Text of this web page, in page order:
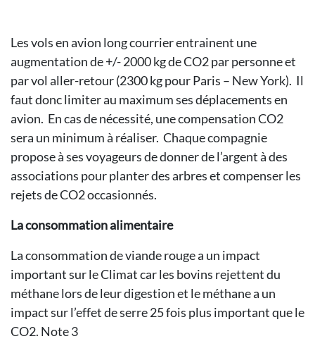
Les vols en avion long courrier entrainent une
augmentation de +/- 2000 kg de CO2 par personne et
par vol aller-retour (2300 kg pour Paris – New York). Il
faut donc limiter au maximum ses déplacements en
avion. En cas de nécessité, une compensation CO2
sera un minimum à réaliser. Chaque compagnie
propose à ses voyageurs de donner de l’argent à des
associations pour planter des arbres et compenser les
rejets de CO2 occasionnés.
La consommation alimentaire
La consommation de viande rouge a un impact
important sur le Climat car les bovins rejettent du
méthane lors de leur digestion et le méthane a un
impact sur l’effet de serre 25 fois plus important que le
CO2. Note 3